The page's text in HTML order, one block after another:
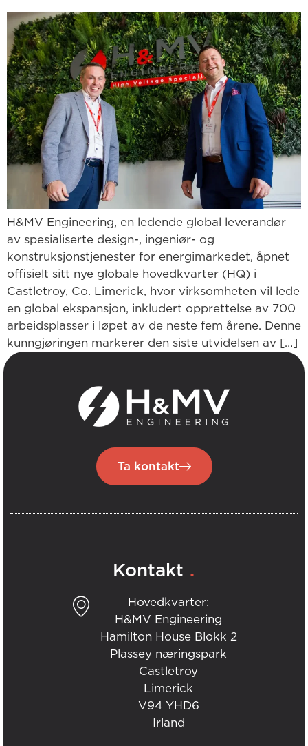
H&MV Engineering, en ledende global leverandør
av spesialiserte design-, ingeniør- og
konstruksjonstjenester for energimarkedet, åpnet
offisielt sitt nye globale hovedkvarter (HQ) i
Castletroy, Co. Limerick, hvor virksomheten vil lede
en global ekspansjon, inkludert opprettelse av 700
arbeidsplasser i løpet av de neste fem årene. Denne
kunngjøringen markerer den siste utvidelsen av […]
Ta kontakt
Kontakt .
Hovedkvarter:
H&MV Engineering
Hamilton House Blokk 2
Plassey næringspark
Castletroy
Limerick
V94 YHD6
Irland